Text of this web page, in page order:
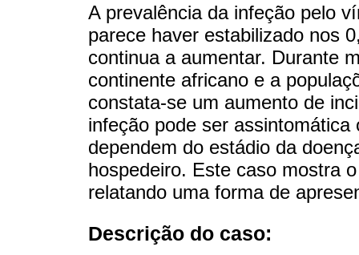
A prevalência da infeção pelo
parece haver estabilizado nos
continua a aumentar. Durante
continente africano e a
constata-se um aumento de
infeção pode ser
dependem do estádio da
hospedeiro. Este caso mostra
relatando uma forma de
Descrição do caso: